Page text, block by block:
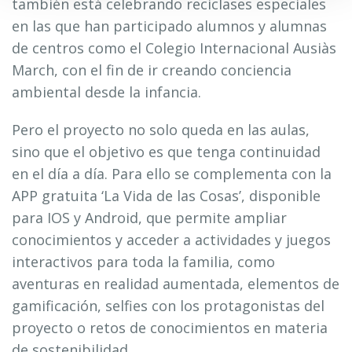
3. En función de la finalidad de la cookie:
Cookies de análisis : Son aquéllas que bien tratadas
por nosotros o por terceros, nos permiten cuantificar el
número de usuarios y así realizar la medición y análisis
estadístico de la utilización que hacen los usuarios del
nuestra página web con el fin de mejorar la oferta de
productos o servicios que le ofrecemos.
Cookies publicitarias
: Son aquéllas que permiten la
gestión, de la forma más eficaz posible, de los espacios
publicitarios que, en su caso, el editor haya incluido en
una página web, aplicación o plataforma desde la que
presta el servicio solicitado en base a criterios como el
contenido editado o la frecuencia en la que se muestran
los anuncios.
Cookies de publicidad comportamental: Son
aquéllas que permiten la gestión, de la forma más eficaz
posible, de los espacios publicitarios que, en su caso, el
también está celebrando reciclases especiales
en las que han participado alumnos y alumnas
de centros como el Colegio Internacional Ausiàs
March, con el fin de ir creando conciencia
ambiental desde la infancia.
Pero el proyecto no solo queda en las aulas,
sino que el objetivo es que tenga continuidad
en el día a día. Para ello se complementa con la
APP gratuita ‘La Vida de las Cosas’, disponible
para IOS y Android, que permite ampliar
conocimientos y acceder a actividades y juegos
interactivos para toda la familia, como
aventuras en realidad aumentada, elementos de
gamificación, selfies con los protagonistas del
proyecto o retos de conocimientos en materia